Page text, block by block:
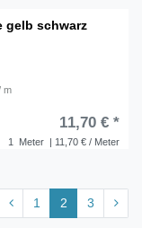
gelb schwarz
m
1 Meter | 11,70 € / Meter
11,70 € *
1 2 3